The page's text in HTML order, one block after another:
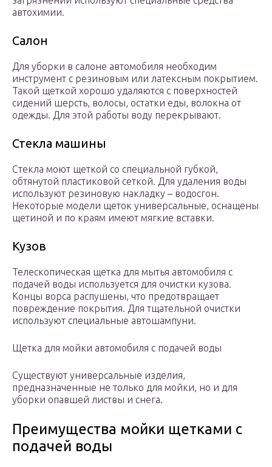
автохимии.
Салон
Для уборки в салоне автомобиля необходим
инструмент с резиновым или латексным покрытием.
Такой щеткой хорошо удаляются с поверхностей
сидений шерсть, волосы, остатки еды, волокна от
одежды. Для этой работы воду перекрывают.
Стекла машины
Стекла моют щеткой со специальной губкой,
обтянутой пластиковой сеткой. Для удаления воды
используют резиновую накладку – водосгон.
Некоторые модели щеток универсальные, оснащены
щетиной и по краям имеют мягкие вставки.
Кузов
Телескопическая щетка для мытья автомобиля с
подачей воды используется для очистки кузова.
Концы ворса распушены, что предотвращает
повреждение покрытия. Для тщательной очистки
используют специальные автошампуни.
Щетка для мойки автомобиля с подачей воды
Существуют универсальные изделия,
предназначенные не только для мойки, но и для
уборки опавшей листвы и снега.
Преимущества мойки щетками с
подачей воды